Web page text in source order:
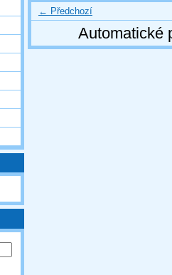
← Předchozí
Automatické